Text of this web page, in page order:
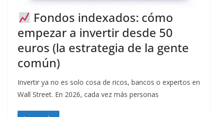
Fondos indexados: cómo
empezar a invertir desde 50
euros (la estrategia de la gente
común)
Invertir ya no es solo cosa de ricos, bancos o expertos en
Wall Street. En 2026, cada vez más personas